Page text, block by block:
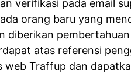
verifikasi pada email
orang baru yang
diberikan
atas referensi
web Traffup dan